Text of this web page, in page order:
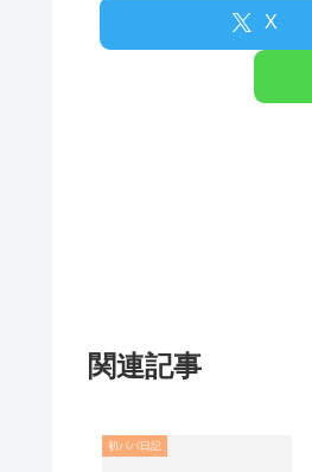
X
関連記事
初パパ日記